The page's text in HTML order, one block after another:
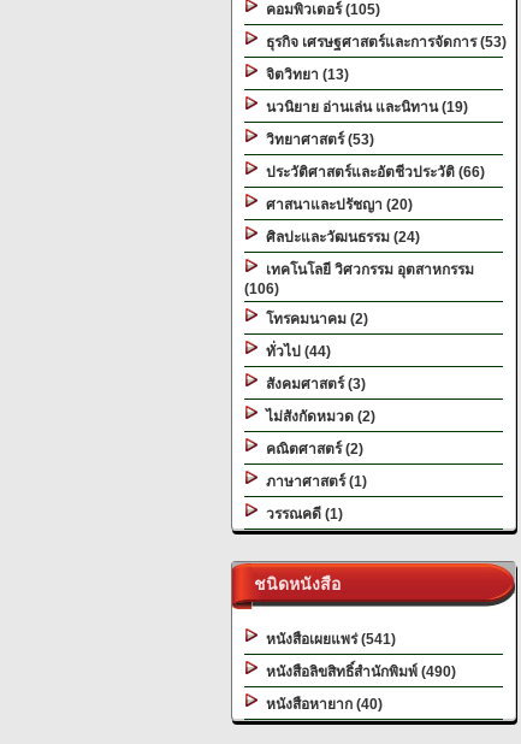
คอมพิวเตอร์ (105)
ธุรกิจ เศรษฐศาสตร์และการจัดการ (53)
จิตวิทยา (13)
นวนิยาย อ่านเล่น และนิทาน (19)
วิทยาศาสตร์ (53)
ประวัติศาสตร์และอัตชีวประวัติ (66)
ศาสนาและปรัชญา (20)
ศิลปะและวัฒนธรรม (24)
เทคโนโลยี วิศวกรรม อุตสาหกรรม
(106)
โทรคมนาคม (2)
ทั่วไป (44)
สังคมศาสตร์ (3)
ไม่สังกัดหมวด (2)
คณิตศาสตร์ (2)
ภาษาศาสตร์ (1)
วรรณคดี (1)
ชนิดหนังสือ
หนังสือเผยแพร่ (541)
หนังสือลิขสิทธิ์สำนักพิมพ์ (490)
หนังสือหายาก (40)